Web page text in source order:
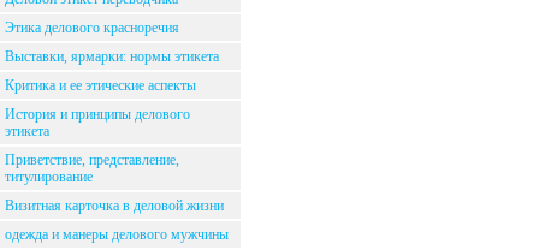
Этика делового красноречия
Выставки, ярмарки: нормы этикета
Критика и ее этические аспекты
История и принципы делового
этикета
Приветствие, представление,
титулирование
Визитная карточка в деловой жизни
одежда и манеры делового мужчины